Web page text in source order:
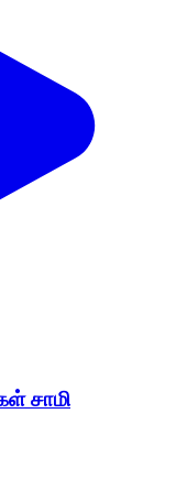
சாமி